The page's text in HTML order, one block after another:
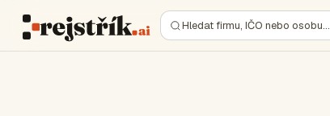
Hledat firmu, IČO nebo osobu…